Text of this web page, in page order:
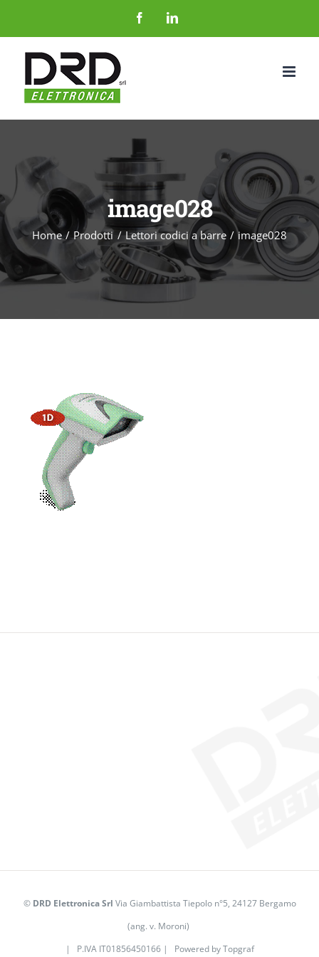
al
contenuto
FacebookLinkedIn
image028
Home Prodotti Lettori codici a barre image028
© DRD Elettronica Srl Via Giambattista Tiepolo n°5, 24127 Bergamo
(ang. v. Moroni)
| P.IVA IT01856450166 | Powered byTopgraf